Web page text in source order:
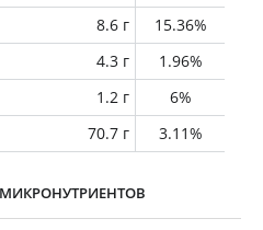
8.6 г
15.36%
4.3 г
1.96%
1.2 г
6%
70.7 г 3.11%